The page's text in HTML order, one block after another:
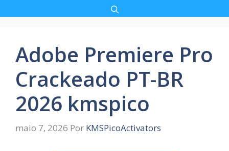
Adobe Premiere Pro
Crackeado PT-BR
2026 kmspico
maio 7, 2026 Por KMSPicoActivators